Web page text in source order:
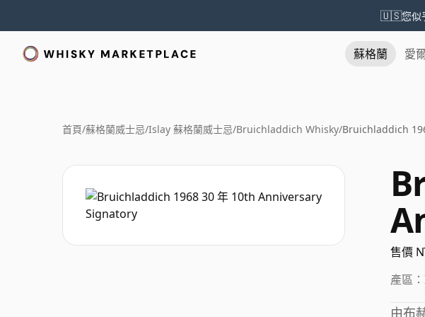
🇺🇸您似
蘇格蘭 愛
首頁/蘇格蘭威士忌/Islay 蘇格蘭威士忌/Bruichladdich Whisky/Bruichladdich
售價
產區：
由布